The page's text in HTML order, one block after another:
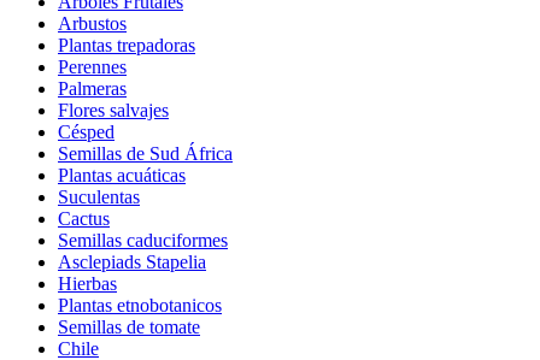
Arbustos
Plantas trepadoras
Perennes
Palmeras
Flores salvajes
Césped
Semillas de Sud África
Plantas acuáticas
Suculentas
Cactus
Semillas caduciformes
Asclepiads Stapelia
Hierbas
Plantas etnobotanicos
Semillas de tomate
Chile